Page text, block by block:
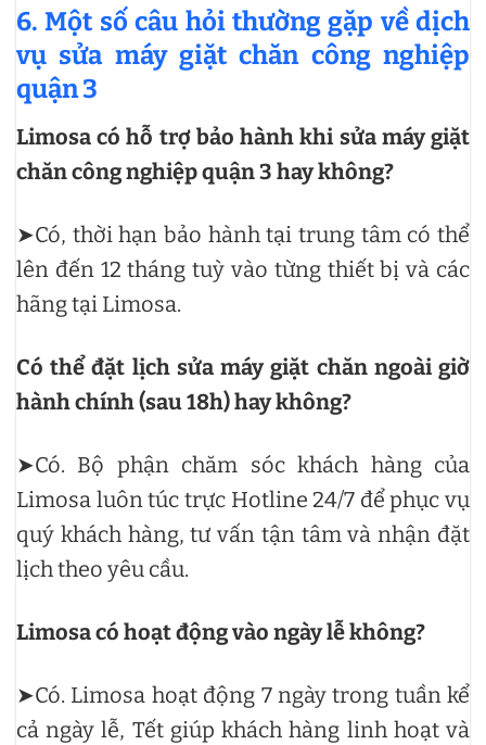
6. Một số câu hỏi thường gặp về dịch
vụ sửa máy giặt chăn công nghiệp
quận 3
Limosa có hỗ trợ bảo hành khi sửa máy giặt
chăn công nghiệp quận 3 hay không?
➤Có, thời hạn bảo hành tại trung tâm có thể
lên đến 12 tháng tuỳ vào từng thiết bị và các
hãng tại Limosa.
Có thể đặt lịch sửa máy giặt chăn ngoài giờ
hành chính (sau 18h) hay không?
➤Có. Bộ phận chăm sóc khách hàng của
Limosa luôn túc trực Hotline 24/7 để phục vụ
quý khách hàng, tư vấn tận tâm và nhận đặt
lịch theo yêu cầu.
Limosa có hoạt động vào ngày lễ không?
➤Có. Limosa hoạt động 7 ngày trong tuần kể
cả ngày lễ, Tết giúp khách hàng linh hoạt và